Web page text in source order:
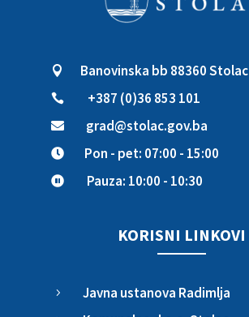
 Banovinska bb 88360 Stolac
 +387 (0)36 853 101
 grad@stolac.gov.ba
 Pon - pet: 07:00 - 15:00
 Pauza: 10:00 - 10:30
KORISNI LINKOVI
5 Javna ustanova Radimlja